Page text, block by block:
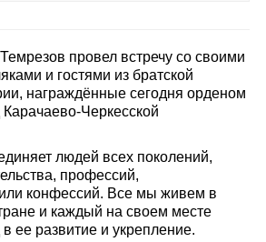
провел встречу со своими
и гостями из братской
награждённые сегодня орденом
Черкесской
людей всех поколений,
профессий,
конфессий. Все мы живем в
и каждый на своем месте
ее развитие и укрепление.